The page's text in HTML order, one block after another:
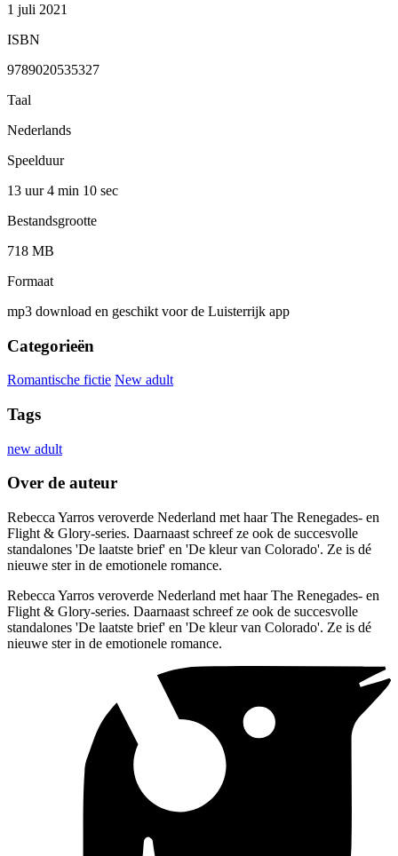
1 juli 2021
ISBN
9789020535327
Taal
Nederlands
Speelduur
13 uur 4 min 10 sec
Bestandsgrootte
718 MB
Formaat
mp3 download en geschikt voor de Luisterrijk app
Categorieën
Romantische fictie New adult
Tags
new adult
Over de auteur
Rebecca Yarros veroverde Nederland met haar The Renegades- en
Flight & Glory-series. Daarnaast schreef ze ook de succesvolle
standalones 'De laatste brief' en 'De kleur van Colorado'. Ze is dé
nieuwe ster in de emotionele romance.
Rebecca Yarros veroverde Nederland met haar The Renegades- en
Flight & Glory-series. Daarnaast schreef ze ook de succesvolle
standalones 'De laatste brief' en 'De kleur van Colorado'. Ze is dé
nieuwe ster in de emotionele romance.